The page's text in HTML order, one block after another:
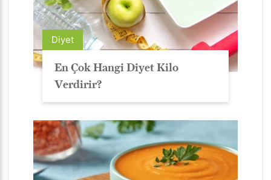
Diyet
En Çok Hangi Diyet Kilo
Verdirir?